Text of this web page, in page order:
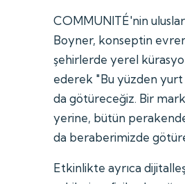
COMMUNITÉ'nin
Boyner, konseptin
şehirlerde yerel
ederek "Bu yüzden yurt
da götüreceğiz. Bir
yerine, bütün perakende
da beraberimizde
Etkinlikte ayrıca